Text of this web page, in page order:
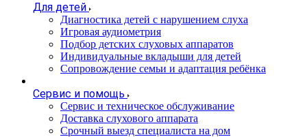
Для детей
Диагностика детей с нарушением слуха
Игровая аудиометрия
Подбор детских слуховых аппаратов
Индивидуальные вкладыши для детей
Сопровождение семьи и адаптация ребёнка
Сервис и помощь
Сервис и техническое обслуживание
Доставка слухового аппарата
Срочный выезд специалиста на дом